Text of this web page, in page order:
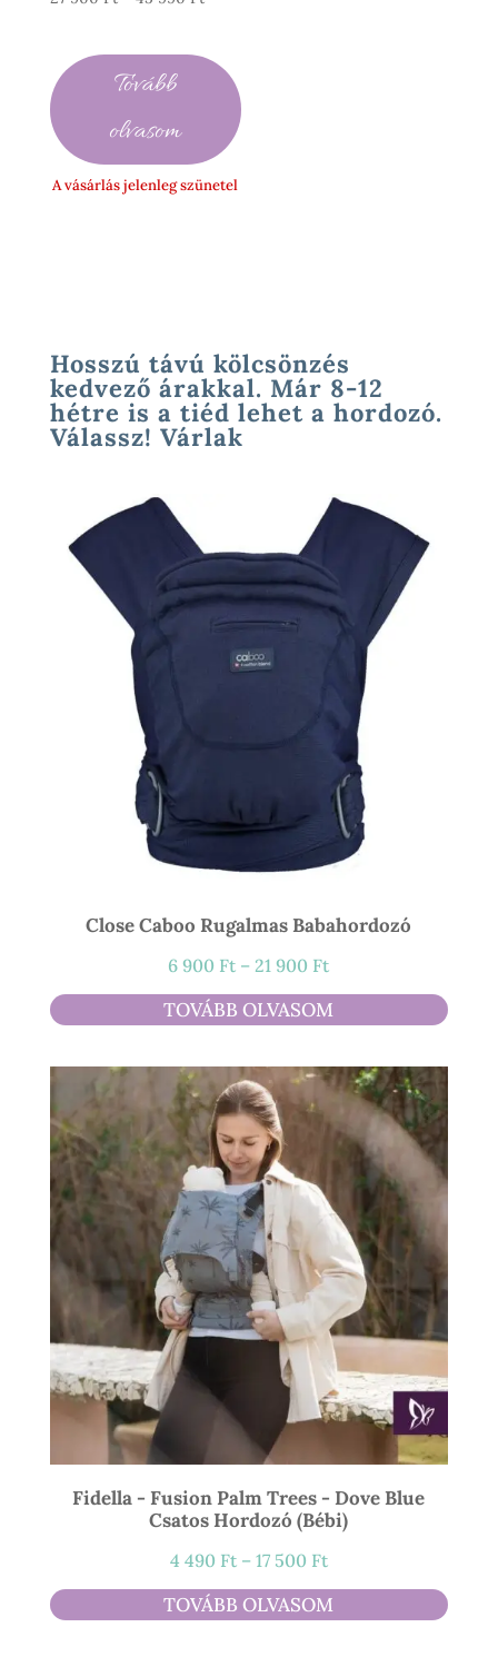
990 Ft
Tovább
olvasom
A vásárlás jelenleg szünetel
Hosszú távú kölcsönzés
kedvező árakkal. Már 8-12
hétre is a tiéd lehet a hordozó.
Válassz! Várlak
Close Caboo Rugalmas Babahordozó
6 900 Ft – 21 900 FtÁrtartomány:
6
900 Ft
21
900 Ft
TOVÁBB OLVASOM
Fidella - Fusion Palm Trees - Dove Blue
Csatos Hordozó (bébi)
4 490 Ft – 17 500 FtÁrtartomány:
4
490 Ft
TOVÁBB OLVASOM